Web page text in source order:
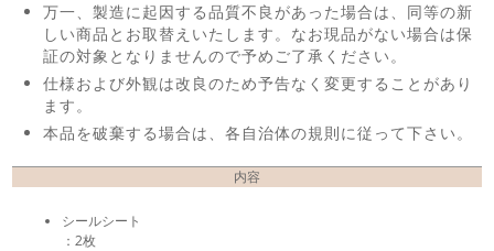
万一、製造に起因する品質不良があった場合は、同等の新
しい商品とお取替えいたします。なお現品がない場合は保
証の対象となりませんので予めご了承ください。
仕様および外観は改良のため予告なく変更することがあり
ます。
本品を破棄する場合は、各自治体の規則に従って下さい。
内容
シールシート
：2枚